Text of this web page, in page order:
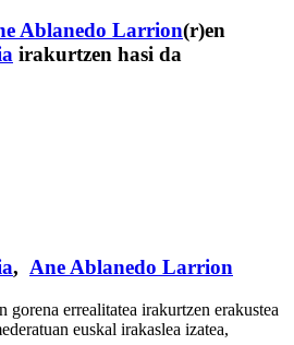
Ablanedo Larrion(r)en
irakurtzen hasi da
, Ane Ablanedo Larrion
errealitatea irakurtzen erakustea
euskal irakaslea izatea,